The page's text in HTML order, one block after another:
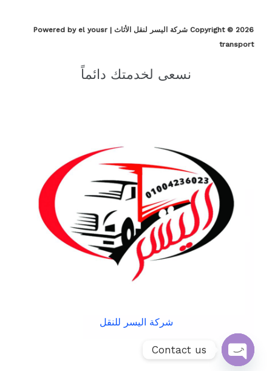
Copyright © 2026 شركة اليسر لنقل الأثاث | Powered by el yousr
transport
نسعى لخدمتك دائماً
شركة اليسر للنقل
Contact us